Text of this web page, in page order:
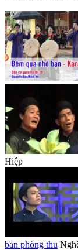
Hiệp
bản phòng thu